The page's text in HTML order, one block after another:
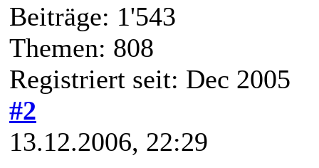
Beiträge: 1'543
Themen: 808
Registriert seit: Dec 2005
#2
13.12.2006, 22:29